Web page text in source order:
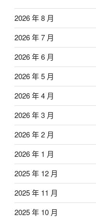
2026 年 8 月
2026 年 7 月
2026 年 6 月
2026 年 5 月
2026 年 4 月
2026 年 3 月
2026 年 2 月
2026 年 1 月
2025 年 12 月
2025 年 11 月
2025 年 10 月